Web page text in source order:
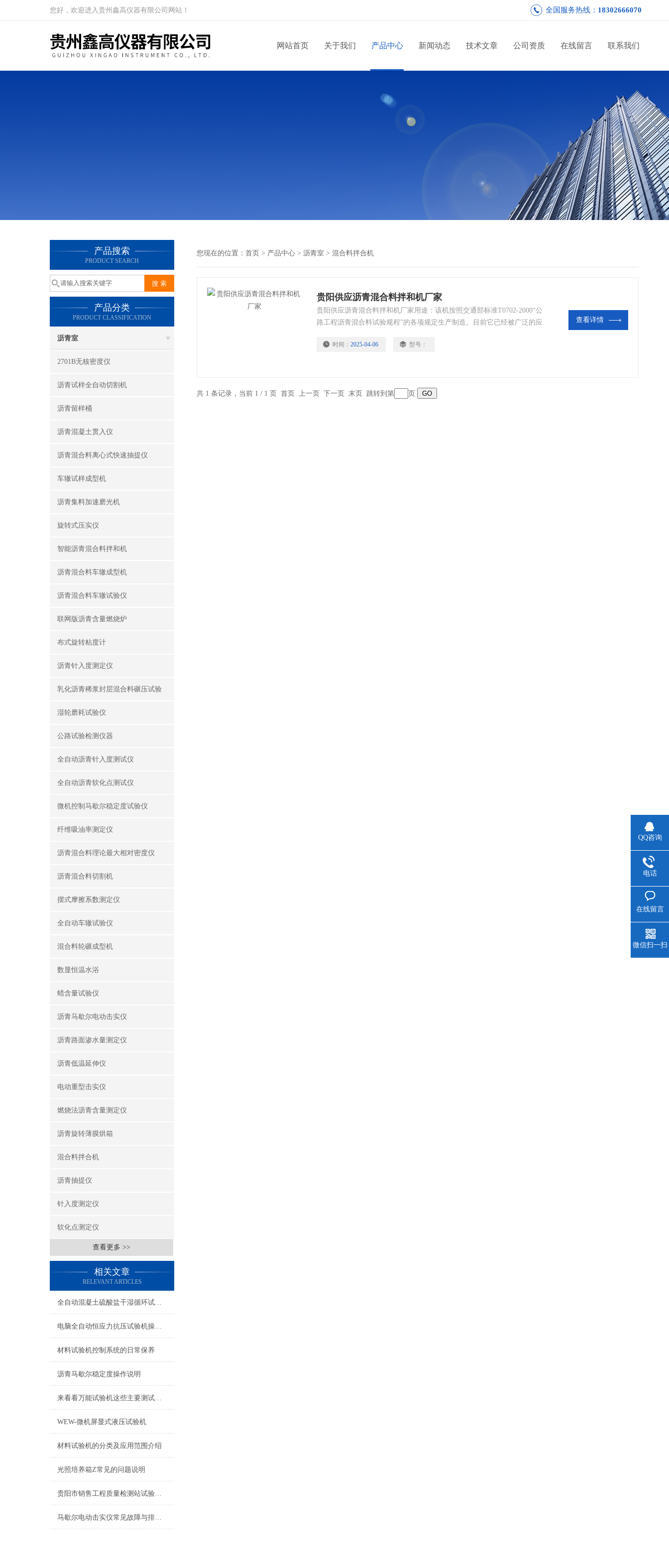
您好，欢迎进入贵州鑫高仪器有限公司网站！ 全国服务热线： 18302666070
网站首页 关于我们 产品中心 新闻动态 技术文章 公司资质 在线留言 联系我们
产品搜索
PRODUCT SEARCH
产品分类
PRODUCT CLASSIFICATION
沥青室
2701B无核密度仪
沥青试样全自动切割机
沥青留样桶
沥青混凝土贯入仪
沥青混合料离心式快速抽提仪
车辙试样成型机
沥青集料加速磨光机
旋转式压实仪
智能沥青混合料拌和机
沥青混合料车辙成型机
沥青混合料车辙试验仪
联网版沥青含量燃烧炉
布式旋转粘度计
沥青针入度测定仪
乳化沥青稀浆封层混合料碾压试验
湿轮磨耗试验仪
公路试验检测仪器
全自动沥青针入度测试仪
全自动沥青软化点测试仪
微机控制马歇尔稳定度试验仪
纤维吸油率测定仪
沥青混合料理论最大相对密度仪
沥青混合料切割机
摆式摩擦系数测定仪
全自动车辙试验仪
混合料轮碾成型机
数显恒温水浴
蜡含量试验仪
沥青马歇尔电动击实仪
沥青路面渗水量测定仪
沥青低温延伸仪
电动重型击实仪
燃烧法沥青含量测定仪
沥青旋转薄膜烘箱
混合料拌合机
沥青抽提仪
针入度测定仪
软化点测定仪
查看更多 >>
相关文章
RELEVANT ARTICLES
全自动混凝土硫酸盐干湿循环试验机使用说明书
电脑全自动恒应力抗压试验机操作说明书
材料试验机控制系统的日常保养
沥青马歇尔稳定度操作说明
来看看万能试验机这些主要测试下项目
WEW-微机屏显式液压试验机
材料试验机的分类及应用范围介绍
光照培养箱Z常见的问题说明
贵阳市销售工程质量检测站试验仪器地址
马歇尔电动击实仪常见故障与排除方法
您现在的位置： 首页 > 产品中心 > 沥青室 > 混合料拌合机
贵阳供应沥青混合料拌和机厂家
贵阳供应沥青混合料拌和机厂家用途：该机按照交通部标准T0702-2000“公
路工程沥青混合料试验规程”的各项规定生产制造。目前它已经被广泛的应
容量： 20升 加热锅温度范围：室温～250℃（任意设定） 控温精度：±
时间： 2025-04-06 型号：
查看详情
共 1 条记录，当前 1 / 1 页 首页 上一页 下一页 末页 跳转到第 页
QQ咨询
电话
在线留言
微信扫一扫